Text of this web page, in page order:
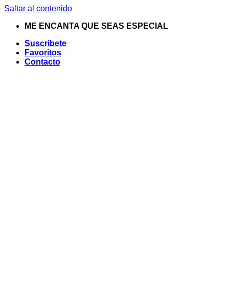
Saltar al contenido
ME ENCANTA QUE SEAS ESPECIAL
Suscribete
Favoritos
Contacto